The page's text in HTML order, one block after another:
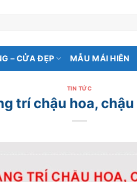
– CỬA ĐẸP MẪU MÁI HIÊN
TIN TỨC
trí chậu hoa,